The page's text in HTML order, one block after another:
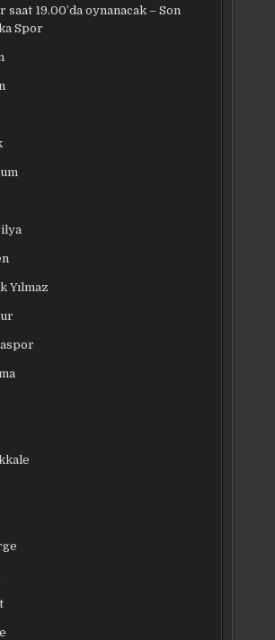
saat 19.00’da oynanacak – Son
Spor
Yılmaz